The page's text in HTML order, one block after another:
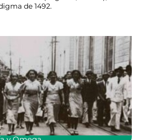
de 1492.